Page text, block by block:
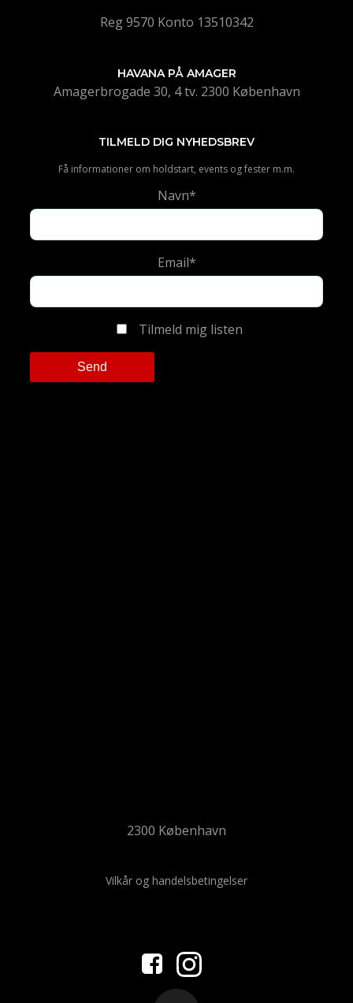
Reg 9570 Konto 13510342
HAVANA PÅ AMAGER
Amagerbrogade 30, 4 tv. 2300 København
TILMELD DIG NYHEDSBREV
Få informationer om holdstart, events og fester m.m.
Navn*
Email*
Tilmeld mig listen
2300 København
Vilkår og handelsbetingelser